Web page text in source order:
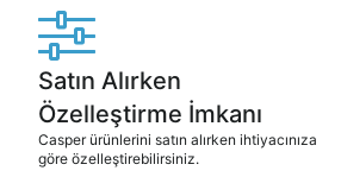
Satın Alırken
Özelleştirme İmkanı
Casper ürünlerini satın alırken ihtiyacınıza
göre özelleştirebilirsiniz.